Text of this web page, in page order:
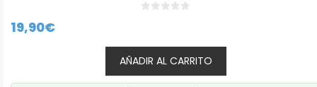
19,90€
AÑADIR AL CARRITO